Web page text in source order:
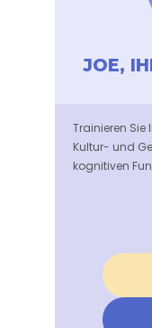
JOE,
Trainieren Sie
Kultur- und
kognitiven